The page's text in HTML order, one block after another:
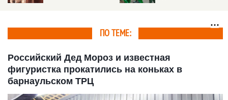
ПО ТЕМЕ:
Российский Дед Мороз и известная
фигуристка прокатились на коньках в
барнаульском ТРЦ